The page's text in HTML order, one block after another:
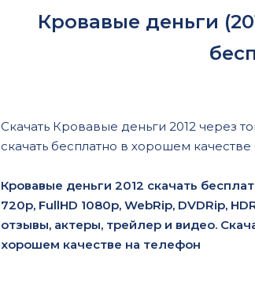
Кровавые деньги
Скачать Кровавые деньги 2012 через
скачать бесплатно в хорошем
Кровавые деньги 2012 скачать
720p, FullHD 1080p, WebRip, DVDRip,
отзывы, актеры, трейлер и видео.
хорошем качестве на телефон